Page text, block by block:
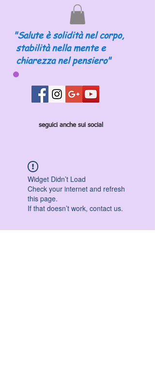
"Salute è solidità nel corpo,
stabilità nella mente e
chiarezza nel pensiero"
seguici anche sui social
Widget Didn’t Load
Check your internet and refresh
this page.
If that doesn’t work, contact us.